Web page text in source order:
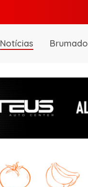
Notícias Brumado